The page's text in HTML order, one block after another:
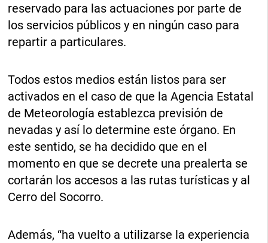
reservado para las actuaciones por parte de
los servicios públicos y en ningún caso para
repartir a particulares.
Todos estos medios están listos para ser
activados en el caso de que la Agencia Estatal
de Meteorología establezca previsión de
nevadas y así lo determine este órgano. En
este sentido, se ha decidido que en el
momento en que se decrete una prealerta se
cortarán los accesos a las rutas turísticas y al
Cerro del Socorro.
Además, “ha vuelto a utilizarse la experiencia